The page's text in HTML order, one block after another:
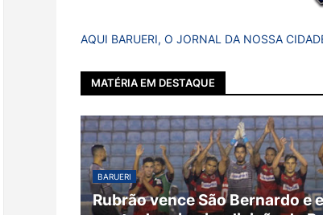
AQUI BARUERI, O JORNAL DA NOSSA
MATÉRIA EM DESTAQUE
BARUERI
Rubrão vence São Bernardo e